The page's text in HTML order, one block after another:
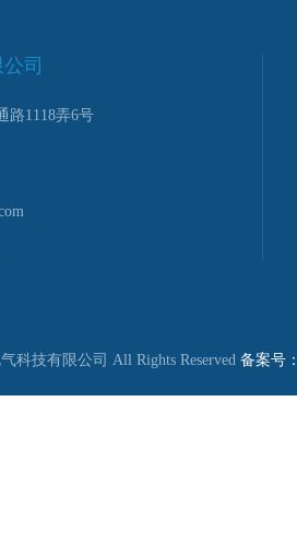
司
路1118弄6号
科技有限公司 All Rights Reserved 备案号